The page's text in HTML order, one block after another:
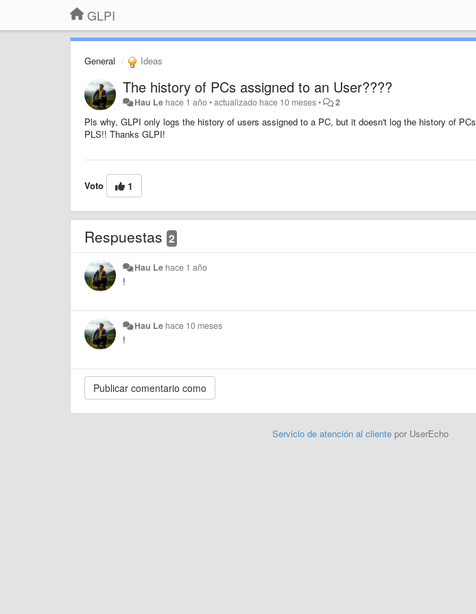
GLPI
General Ideas
The history of PCs assigned to an User????
Hau Le hace 1 año•actualizado hace 10 meses• 2
Pls why, GLPI only logs the history of users assigned to a PC, but it doesn't log the history of
PLS!! Thanks GLPI!
Voto 1
Respuestas 2
Hau Le hace 1 año
!
Hau Le hace 10 meses
!
Servicio de atención al clientepor UserEcho